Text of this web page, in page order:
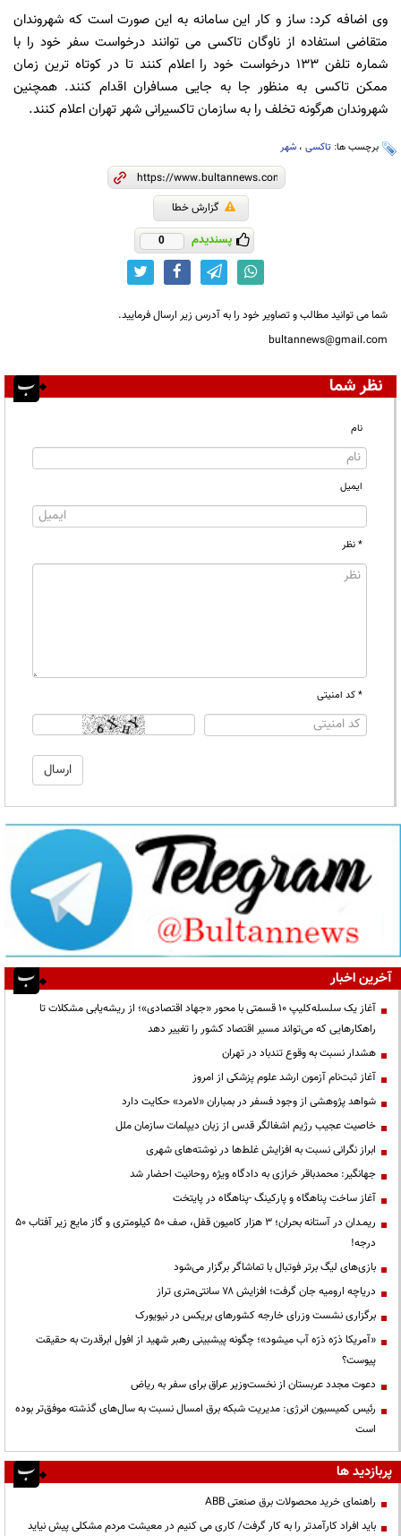
وی اضافه کرد: ساز و کار این سامانه به این صورت است که شهروندان
متقاضی استفاده از ناوگان تاکسی می توانند درخواست سفر خود را با
شماره تلفن ۱۳۳ درخواست خود را اعلام کنند تا در کوتاه ترین زمان
ممکن تاکسی به منظور جا به جایی مسافران اقدام کنند. همچنین
شهروندان هرگونه تخلف را به سازمان تاکسیرانی شهر تهران اعلام کنند.
برچسب ها: تاکسی ، شهر
گزارش خطا
پسندیدم 0
شما می توانید مطالب و تصاویر خود را به آدرس زیر ارسال فرمایید.
bultannews@gmail.com
نظر شما
نام
ایمیل
* نظر
* کد امنیتی
آخرین اخبار
آغاز یک سلسله‌کلیپ ۱۰ قسمتی با محور «جهاد اقتصادی»؛ از ریشه‌یابی مشکلات تا
راهکارهایی که می‌تواند مسیر اقتصاد کشور را تغییر دهد
هشدار نسبت به وقوع تندباد در تهران
آغاز ثبت‌نام آزمون ارشد علوم پزشکی از امروز
شواهد پژوهشی از وجود فسفر در بمباران «لامرد» حکایت دارد
خاصیت عجیب رژیم اشغالگر قدس از زبان دیپلمات سازمان ملل
ابراز نگرانی نسبت به افزایش غلط‌ها در نوشته‌های شهری
جهانگیر: محمدباقر خرازی به دادگاه ویژه روحانیت احضار شد
آغاز ساخت پناهگاه و پارکینگ -پناهگاه در پایتخت
ریمـدان در آستانه بحران؛ ۳ هزار کامیون قفل، صف ۵۰ کیلومتری و گاز مایع زیر آفتاب ۵۰
درجه!
بازی‌های لیگ برتر فوتبال با تماشاگر برگزار می‌شود
دریاچه ارومیه جان گرفت؛ افزایش ۷۸ سانتی‌متری تراز
برگزاری نشست وزرای خارجه کشورهای بریکس در نیویورک
«آمریکا ذرّه ذرّه آب میشود»؛ چگونه پیشبینی رهبر شهید از افول ابرقدرت به حقیقت
پیوست؟
دعوت مجدد عربستان از نخست‌وزیر عراق برای سفر به ریاض
رئیس کمیسیون انرژی: مدیریت شبکه برق امسال نسبت به سال‌های گذشته موفق‌تر بوده
است
پربازدید ها
راهنمای خرید محصولات برق صنعتی ABB
باید افراد کارآمدتر را به کار گرفت/ کاری می کنیم در معیشت مردم مشکلی پیش نیاید